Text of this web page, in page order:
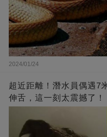
2024/01/24
超近距離！潛水員偶遇7
伸舌，這一刻太震撼了！